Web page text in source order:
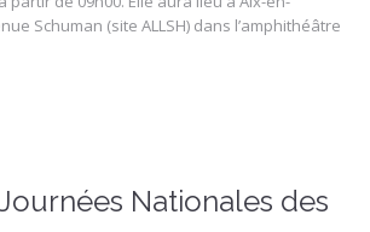
Schuman (site ALLSH) dans l’amphithéâtre
Nationales des